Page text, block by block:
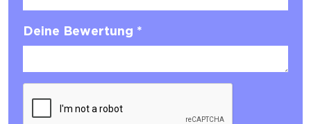
Deine Bewertung *